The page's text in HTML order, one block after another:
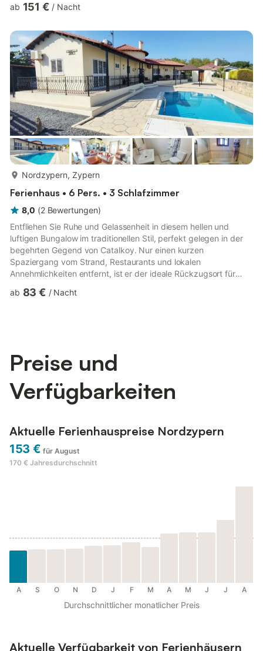
verfügt über einen Kühlschrank, ein Kochfeld, einen Backofen,
Die Villa ist ein perfekter Ort zum Entspannen und bietet einen
Fernseher sowie Internetzugang. Diese Villa verfü...
ab 151 € / Nacht
Nordzypern, Zypern
Ferienhaus • 6 Pers. • 3 Schlafzimmer
8,0 (2 Bewertungen)
Entfliehen Sie Ruhe und Gelassenheit in diesem hellen und
luftigen Bungalow im traditionellen Stil, perfekt gelegen in der
begehrten Gegend von Catalkoy. Nur einen kurzen
Spaziergang vom Strand, Restaurants und lokalen
Annehmlichkeiten entfernt, ist er der ideale Rückzugsort für
mediterranen Umgebung entspannen und neue Energie tanken
ab 83 € / Nacht
Preise und
Verfügbarkeiten
Aktuelle Ferienhauspreise Nordzypern
153 € für August
170 € Jahresdurchschnitt
A S O N D J F M A M J J A
Durchschnittlicher monatlicher Preis
Aktuelle Verfügbarkeit von Ferienhäusern